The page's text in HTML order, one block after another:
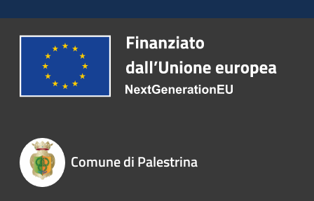
Comune di Palestrina